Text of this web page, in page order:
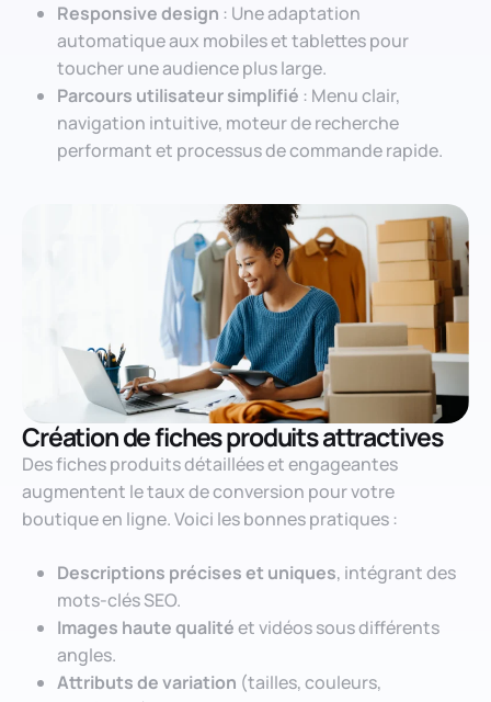
Responsive design : Une adaptation
automatique aux mobiles et tablettes pour
toucher une audience plus large.
Parcours utilisateur simplifié : Menu clair,
navigation intuitive, moteur de recherche
performant et processus de commande rapide.
Création de fiches produits attractives
Des fiches produits détaillées et engageantes
augmentent le taux de conversion pour votre
boutique en ligne. Voici les bonnes pratiques :
Descriptions précises et uniques, intégrant des
mots-clés SEO.
Images haute qualitéet vidéos sous différents
angles.
Attributs de variation (tailles, couleurs,